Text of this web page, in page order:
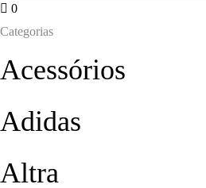
0
Categorias
Acessórios
Adidas
Altra